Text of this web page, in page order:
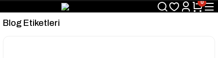
0
Blog Etiketleri